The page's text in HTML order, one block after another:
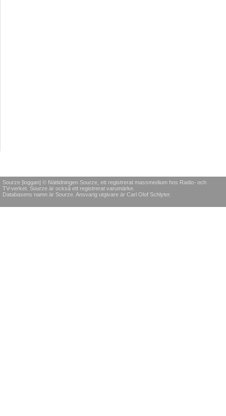
Sourze [loggan] © Nättidningen Sourze, ett registrerat massmedium hos Radio- och
TV-verket. Sourze är också ett registrerat varumärke.
Databasens namn är Sourze. Ansvarig utgivare är Carl Olof Schlyter.